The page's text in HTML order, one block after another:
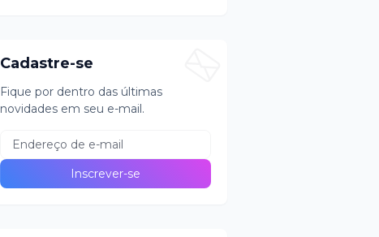
Cadastre-se
Fique por dentro das últimas
novidades em seu e-mail.